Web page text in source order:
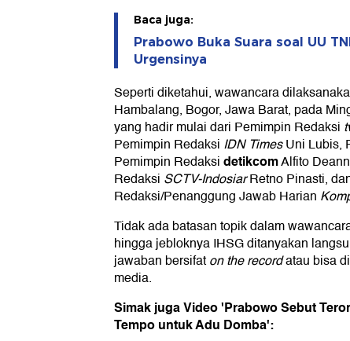
Baca juga:
Prabowo Buka Suara soal UU
Urgensinya
Seperti diketahui, wawancara
Hambalang, Bogor, Jawa Barat, pada
yang hadir mulai dari Pemimpin Redaksi
Pemimpin Redaksi IDN TimesUni Lubis,
Pemimpin RedaksidetikcomAlfito
Redaksi SCTV-IndosiarRetno Pinasti,
Redaksi/Penanggung Jawab Harian
Tidak ada batasan topik dalam
hingga jebloknya IHSG ditanyakan
jawaban bersifaton the recordatau bisa
media.
Simak juga Video 'Prabowo Sebut
Tempo untuk Adu Domba':